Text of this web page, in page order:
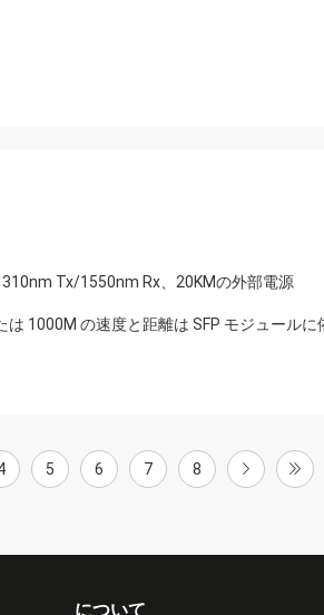
Tx/1550nm Rx、20KMの外部電源
1000M の速度と距離は SFP モジュールに
5 6 7 8
について